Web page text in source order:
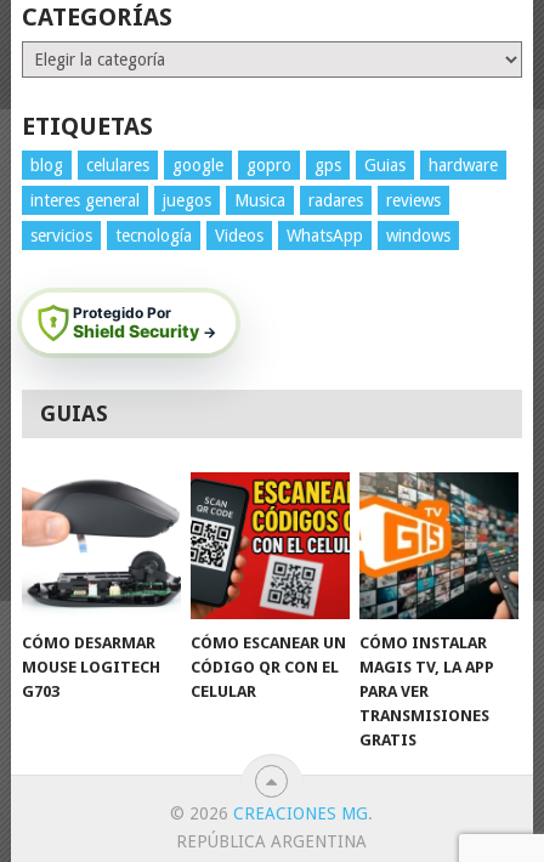
CATEGORÍAS
Categorías
ETIQUETAS
blog celulares google gopro gps Guias
hardware
interes general
juegos Musica radares
reviews
servicios
tecnología Videos WhatsApp windows
Protegido Por
Shield Security →
GUIAS
CÓMO DESARMAR
MOUSE LOGITECH
G703
CÓMO ESCANEAR UN
CÓDIGO QR CON EL
CELULAR
CÓMO INSTALAR
MAGIS TV, LA APP
PARA VER
TRANSMISIONES
GRATIS
© 2026CREACIONES MG.
REPÚBLICA ARGENTINA